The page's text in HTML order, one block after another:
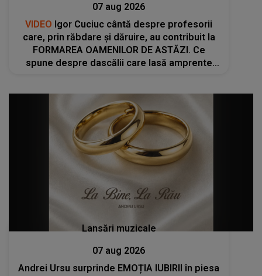
07 aug 2026
VIDEO Igor Cuciuc cântă despre profesorii
care, prin răbdare și dăruire, au contribuit la
FORMAREA OAMENILOR DE ASTĂZI. Ce
spune despre dascălii care lasă amprente
Lansări muzicale
07 aug 2026
Andrei Ursu surprinde EMOȚIA IUBIRII în piesa